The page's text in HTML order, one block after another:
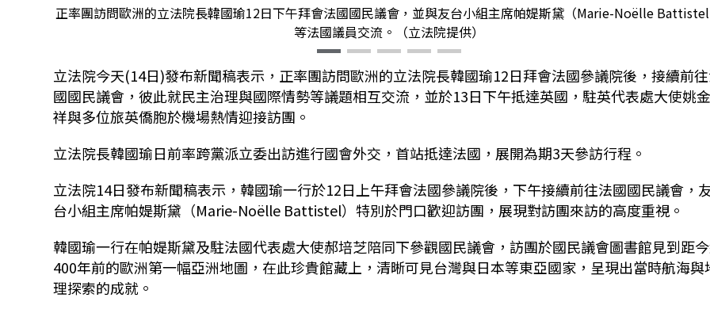
正率團訪問歐洲的立法院長韓國瑜12日下午拜會法國國民議會，並與友台小組主席帕媞斯黛（Marie-Noëlle
等法國議員交流。（立法院提供）
立法院今天(14日)發布新聞稿表示，正率團訪問歐洲的立法院長韓國瑜12日拜會法國參議院後，接續前
國國民議會，彼此就民主治理與國際情勢等議題相互交流，並於13日下午抵達英國，駐英代表處大使姚
祥與多位旅英僑胞於機場熱情迎接訪團。
立法院長韓國瑜日前率跨黨派立委出訪進行國會外交，首站抵達法國，展開為期3天參訪行程。
立法院14日發布新聞稿表示，韓國瑜一行於12日上午拜會法國參議院後，下午接續前往法國國民議會，
台小組主席帕媞斯黛（Marie-Noëlle Battistel）特別於門口歡迎訪團，展現對訪團來訪的高度重視。
韓國瑜一行在帕媞斯黛及駐法國代表處大使郝培芝陪同下參觀國民議會，訪團於國民議會圖書館見到距
400年前的歐洲第一幅亞洲地圖，在此珍貴館藏上，清晰可見台灣與日本等東亞國家，呈現出當時航海與
理探索的成就。